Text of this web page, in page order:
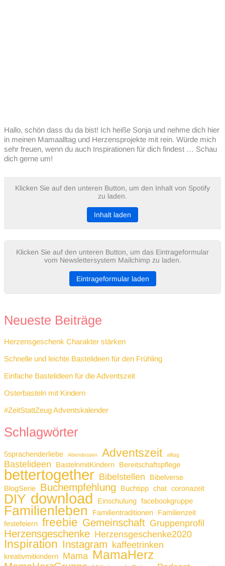
Hallo, schön dass du da bist! Ich heiße Sonja und nehme dich hier
in meinen Mamaalltag und Herzensprojekte mit rein. Würde mich
sehr freuen, wenn du auch Inspirationen für dich findest … Schau
dich gerne um!
Klicken Sie auf den unteren Button, um den Inhalt von Spotify
zu laden.
Inhalt laden
Klicken Sie auf den unteren Button, um das Eintrageformular
vom Newslettersystem Mailchimp zu laden.
Eintrageformular laden
Neueste Beiträge
Herzensgeschenk Charakter stärken
Schnelle und leichte Bastelideen für den Frühling
Einfache Bastelideen für die Adventszeit
Osterbasteln mit Kindern
#ZeitStattZeug Adventskalender
Schlagwörter
5sprachenderliebe Abendessen Adventszeit alltag
Bastelideen BastelnmitKindern Bereitschaftspflege
bettertogether Bibelstellen
Bibelverse
BlogSerie
Buchempfehlung Buchtipp chat coronazeit
DIY download Einschulung facebookgruppe
Familienleben Familientraditionen
Familienzeit
festefeiern freebie Gemeinschaft Gruppenprofil
Herzensgeschenke Herzensgeschenke2020
Inspiration Instagram kaffeetrinken
kreativmitkindern Mama MamaHerz